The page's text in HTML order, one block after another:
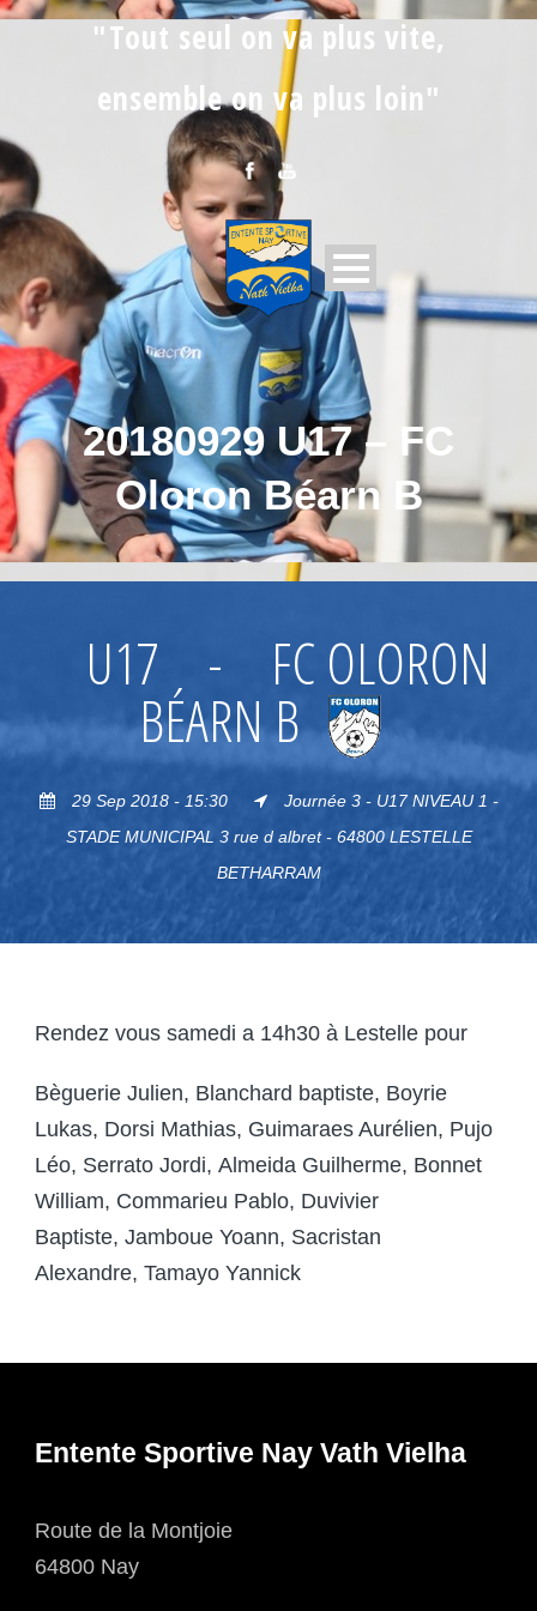
"Tout seul on va plus vite,
ensemble on va plus loin"
20180929 U17 – FC
Oloron Béarn B
U17 - FC OLORON
BÉARN B
29 Sep 2018 - 15:30
Journée 3 - U17 NIVEAU 1 -
STADE MUNICIPAL 3 rue d albret - 64800 LESTELLE
BETHARRAM
Rendez vous samedi a 14h30 à Lestelle pour
Bèguerie Julien, Blanchard baptiste, Boyrie
Lukas, Dorsi Mathias, Guimaraes Aurélien, Pujo
Léo, Serrato Jordi, Almeida Guilherme, Bonnet
William, Commarieu Pablo, Duvivier
Baptiste, Jamboue Yoann, Sacristan
Alexandre, Tamayo Yannick
Entente Sportive Nay Vath Vielha
Route de la Montjoie
64800 Nay